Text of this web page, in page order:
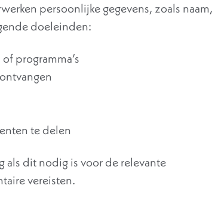
persoonlijke gegevens, zoals naam,
doeleinden:
programma’s
te delen
als dit nodig is voor de relevante
vereisten.